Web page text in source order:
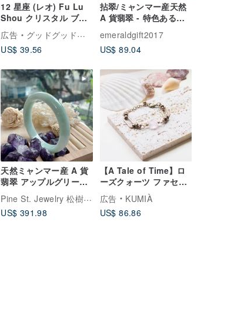
12 星座 (レオ) Fu Lu
Shou クリスタル ブレ
スレット、幸運の石-レ
ッド朱色、ポジティブ
なエネルギーをもたら
広告
グッドグッドラック
US$ 39.56
拈翠/ミャンマー産天然
A 貨翡翠 - 特色ある蜜
糖色フローティングフ
ラワー翡翠ブレスレッ
ト
emeraldgift2017
US$ 89.04
天然ミャンマー産 A 貨
翡翠 アップルグリーン
福バングル 美しい翡翠
バングル 母の日ギフト
Pine St. Jewelry 松樹街ファインジュエリー
US$ 391.98
【A Tale of Time】ロ
ーズクォーツ ファセッ
トブレスレット
広告
KUMIÀ
US$ 86.86